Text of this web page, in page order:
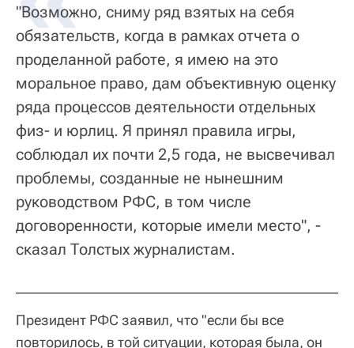
"Возможно, сниму ряд взятых на себя
обязательств, когда в рамках отчета о
проделанной работе, я имею на это
моральное право, дам объективную оценку
ряда процессов деятельности отдельных
физ- и юрлиц. Я принял правила игры,
соблюдал их почти 2,5 года, не высвечивал
проблемы, созданные не нынешним
руководством РФС, в том числе
договоренности, которые имели место", -
сказал Толстых журналистам.
Президент РФС заявил, что "если бы все
повторилось, в той ситуации, которая была, он